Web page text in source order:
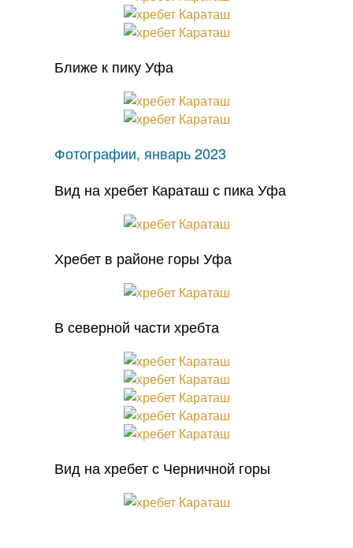
Ближе к пику Уфа
Фотографии, январь 2023
Вид на хребет Караташ с пика Уфа
Хребет в районе горы Уфа
В северной части хребта
Вид на хребет с Черничной горы